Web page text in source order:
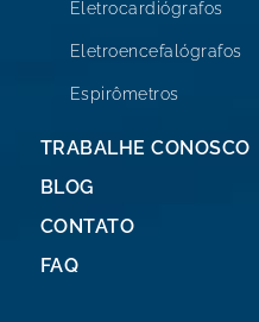
Eletrocardiógrafos
Eletroencefalógrafos
Espirômetros
TRABALHE CONOSCO
BLOG
CONTATO
FAQ